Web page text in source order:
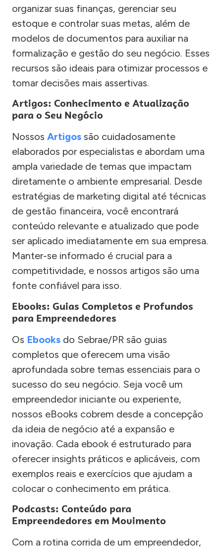
organizar suas finanças, gerenciar seu
estoque e controlar suas metas, além de
modelos de documentos para auxiliar na
formalização e gestão do seu negócio. Esses
recursos são ideais para otimizar processos e
tomar decisões mais assertivas.
Artigos: Conhecimento e Atualização
para o Seu Negócio
Nossos Artigos são cuidadosamente
elaborados por especialistas e abordam uma
ampla variedade de temas que impactam
diretamente o ambiente empresarial. Desde
estratégias de marketing digital até técnicas
de gestão financeira, você encontrará
conteúdo relevante e atualizado que pode
ser aplicado imediatamente em sua empresa.
Manter-se informado é crucial para a
competitividade, e nossos artigos são uma
fonte confiável para isso.
Ebooks: Guias Completos e Profundos
para Empreendedores
Os Ebooks do Sebrae/PR são guias
completos que oferecem uma visão
aprofundada sobre temas essenciais para o
sucesso do seu negócio. Seja você um
empreendedor iniciante ou experiente,
nossos eBooks cobrem desde a concepção
da ideia de negócio até a expansão e
inovação. Cada ebook é estruturado para
oferecer insights práticos e aplicáveis, com
exemplos reais e exercícios que ajudam a
colocar o conhecimento em prática.
Podcasts: Conteúdo para
Empreendedores em Movimento
Com a rotina corrida de um empreendedor,